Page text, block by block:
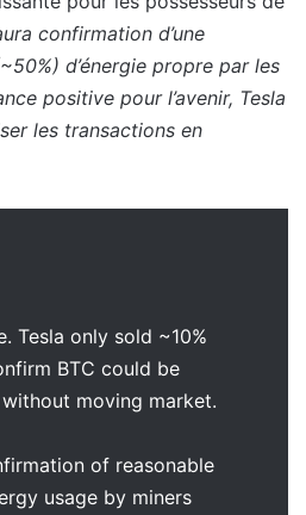
confirmation d’une
d’énergie propre par les
positive pour l’avenir, Tesla
les transactions en
Tesla only sold ~10%
BTC could be
moving market.
of reasonable
usage by miners